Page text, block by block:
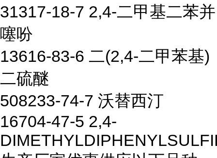
31317-18-7 2,4-二甲基二苯并
噻吩
13616-83-6 二(2,4-二甲苯基)
二硫醚
508233-74-7 沃替西汀
16704-47-5 2,4-